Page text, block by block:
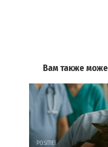
Вам также
POSITIEF